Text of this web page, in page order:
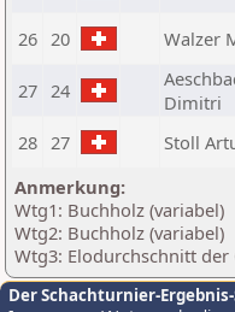
26 20 Walzer
27 24
Dimitri
28 27 Stoll
Anmerkung:
Wtg1: Buchholz (variabel)
Wtg2: Buchholz (variabel)
Wtg3: Elodurchschnitt der
Der Schachturnier-